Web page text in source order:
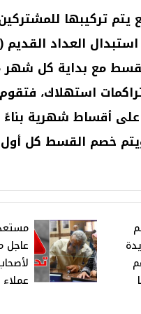
يتم تركيبها
العداد القديم
مع بداية كل
استهلاك،
على أقساط شهرية
خصم القسط كل
عاجل